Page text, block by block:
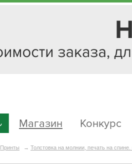
Магазин Конкурс
Принты → Толстовка на молнии, печать на